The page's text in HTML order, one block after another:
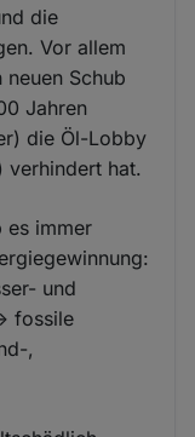
die
Vor allem
Schub
Jahren
die Öl-Lobby
verhindert hat.
es immer
und
fossile
,